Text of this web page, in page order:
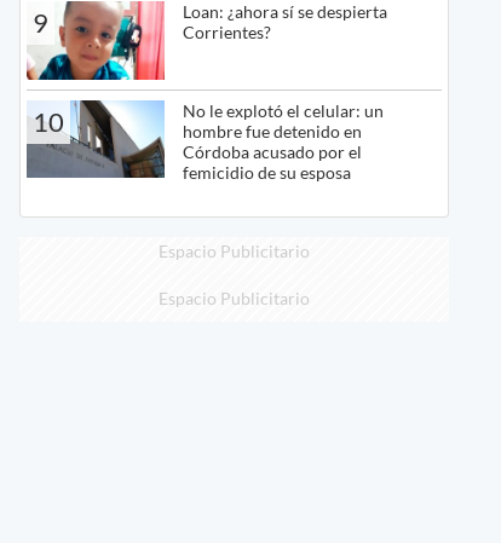
9
Loan: ¿ahora sí se despierta
Corrientes?
10
No le explotó el celular: un
hombre fue detenido en
Córdoba acusado por el
femicidio de su esposa
Espacio Publicitario
Espacio Publicitario